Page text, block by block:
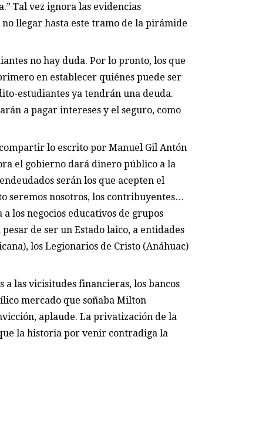
Tal vez ignora las evidencias
llegar hasta este tramo de la pirámide
no hay duda. Por lo pronto, los que
en establecer quiénes puede ser
estudiantes ya tendrán una deuda.
a pagar intereses y el seguro, como
lo escrito por Manuel Gil Antón
el gobierno dará dinero público a la
serán los que acepten el
seremos nosotros, los contribuyentes…
los negocios educativos de grupos
de ser un Estado laico, a entidades
los Legionarios de Cristo (Anáhuac)
a las vicisitudes financieras, los bancos
mercado que soñaba Milton
aplaude. La privatización de la
la historia por venir contradiga la